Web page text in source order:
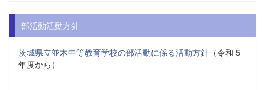
部活動活動方針
茨城県立並木中等教育学校の部活動に係る活動方針 （令和５
年度から）